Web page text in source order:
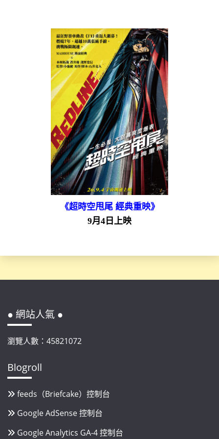
《超時空甩尾 經典重映》
9月4日上映
● 網站人氣 ●
瀏覽人數：45821072
Blogroll
feeds（Briefcake）控制台
Google AdSense 控制台
Google Analytics GA-4 控制台